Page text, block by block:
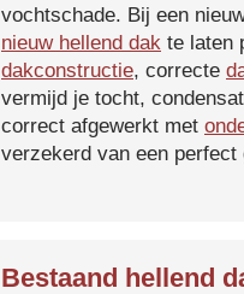
vochtschade. Bij een
nieuw hellend dak te laten
dakconstructie, correcte
vermijd je tocht,
correct afgewerkt met
verzekerd van een
Bestaand hellend